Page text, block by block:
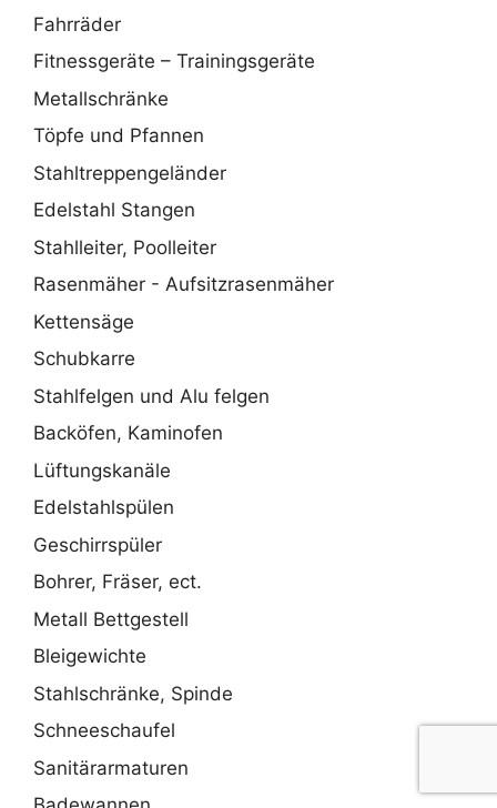
Fahrräder
Fitnessgeräte – Trainingsgeräte
Metallschränke
Töpfe und Pfannen
Stahltreppengeländer
Edelstahl Stangen
Stahlleiter, Poolleiter
Rasenmäher - Aufsitzrasenmäher
Kettensäge
Schubkarre
Stahlfelgen und Alu felgen
Backöfen, Kaminofen
Lüftungskanäle
Edelstahlspülen
Geschirrspüler
Bohrer, Fräser, ect.
Metall Bettgestell
Bleigewichte
Stahlschränke, Spinde
Schneeschaufel
Sanitärarmaturen